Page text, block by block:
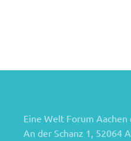
Eine Welt Forum Aachen
An der Schanz 1, 52064